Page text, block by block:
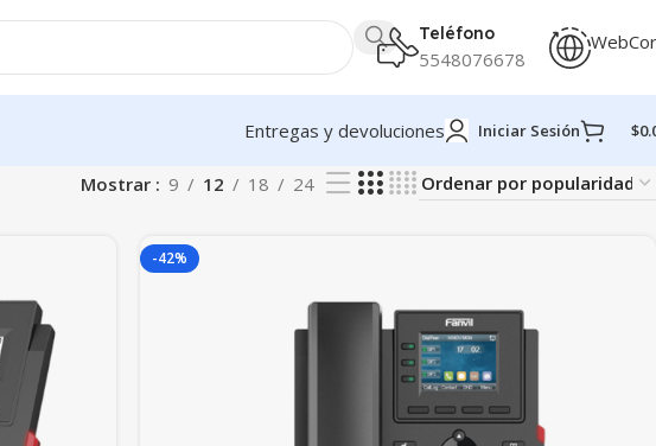
Teléfono
5548076678
Entregas y devoluciones Iniciar Sesión $
Mostrar 9 12 18 24
-42%